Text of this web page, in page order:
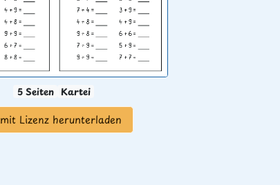
5 Seiten Kartei
mit Lizenz herunterladen